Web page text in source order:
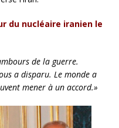
du nucléaire iranien le
de la guerre.
a disparu. Le monde a
mener à un accord.»